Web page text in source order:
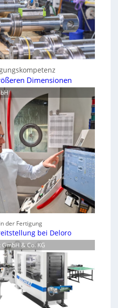
Dimensionen
der Fertigung
bei Deloro
& Co. KG